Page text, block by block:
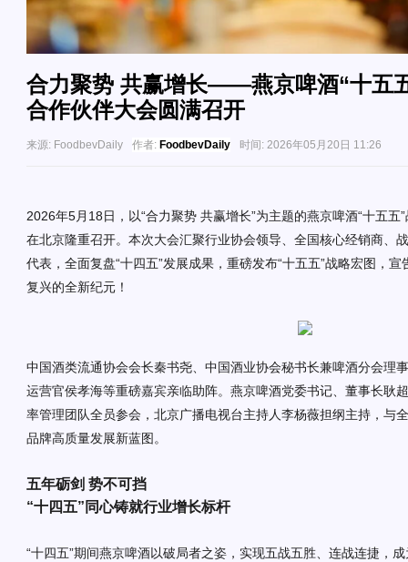
合力聚势 共赢增长——燕京啤酒“十五
合作伙伴大会圆满召开
来源: FoodbevDaily 作者: FoodbevDaily 时间: 2026年05月20日 11:26
2026年5月18日，以“合力聚势 共赢增长”为主题的燕京啤酒“十五五”
在北京隆重召开。 本次大会汇聚行业协会领导、全国核心经销商、
代表，全面复盘“十四五”发展成果， 重磅发布“十五五”战略宏图，
复兴的全新纪元！
中国酒类流通协会会长秦书尧、中国酒业协会秘书长兼啤酒分会理
运营官侯孝海等重磅嘉宾亲临助阵。燕京啤酒党委书记、董事长耿
率管理团队全员参会，北京广播电视台主持人李杨薇担纲主持， 与
品牌高质量发展新蓝图。
五年砺剑 势不可挡
“十四五” 同心铸就行业增长标杆
“十四五”期间燕京啤酒以破局者之姿， 实现五战五胜、连战连捷，成